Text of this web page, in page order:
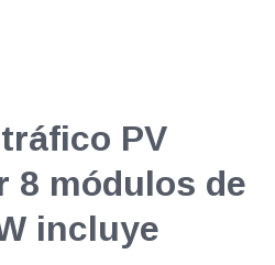
PV
8 módulos de
incluye